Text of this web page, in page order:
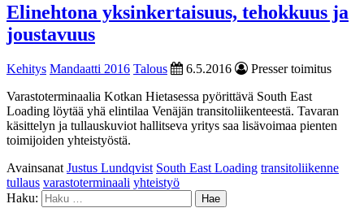
Elinehtona yksinkertaisuus, tehokkuus ja
joustavuus
Kehitys Mandaatti 2016 Talous 6.5.2016
Presser toimitus
Varastoterminaalia Kotkan Hietasessa pyörittävä South East
Loading löytää yhä elintilaa Venäjän transitoliikenteestä. Tavaran
käsittelyn ja tullauskuviot hallitseva yritys saa lisävoimaa pienten
toimijoiden yhteistyöstä.
Avainsanat Justus Lundqvist South East Loading transitoliikenne
tullaus varastoterminaali yhteistyö
Haku: